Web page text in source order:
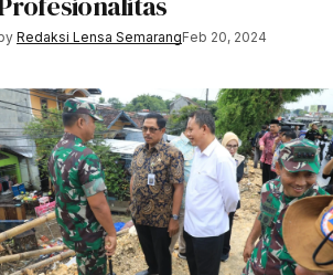
Redaksi Lensa SemarangFeb 20, 2024